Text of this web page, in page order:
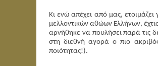
Κι ενώ απέχει από μας,
μελλοντικών αθώων Ελλήνων,
αρνήθηκε να πουλήσει παρά τις
στη διεθνή αγορά ο πιο
ποιότητας!).